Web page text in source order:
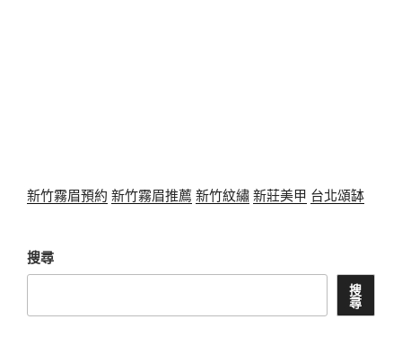
新竹霧眉預約 新竹霧眉推薦 新竹紋繡新莊美甲 台北頌缽
搜尋
搜
尋